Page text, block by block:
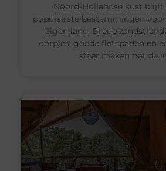
Noord-Hollandse kust blijft
populairste bestemmingen
eigen land. Brede
dorpjes, goede fietspaden en
sfeer maken het de